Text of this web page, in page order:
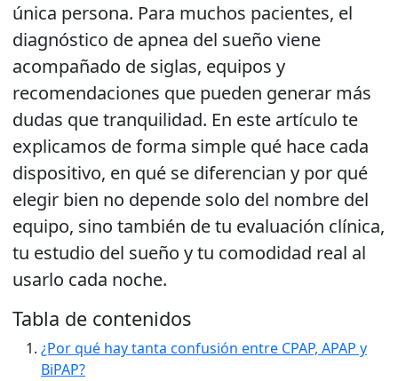
única persona. Para muchos pacientes, el
diagnóstico de apnea del sueño viene
acompañado de siglas, equipos y
recomendaciones que pueden generar más
dudas que tranquilidad. En este artículo te
explicamos de forma simple qué hace cada
dispositivo, en qué se diferencian y por qué
elegir bien no depende solo del nombre del
equipo, sino también de tu evaluación clínica,
tu estudio del sueño y tu comodidad real al
usarlo cada noche.
Tabla de contenidos
¿Por qué hay tanta confusión entre CPAP, APAP y
BiPAP?